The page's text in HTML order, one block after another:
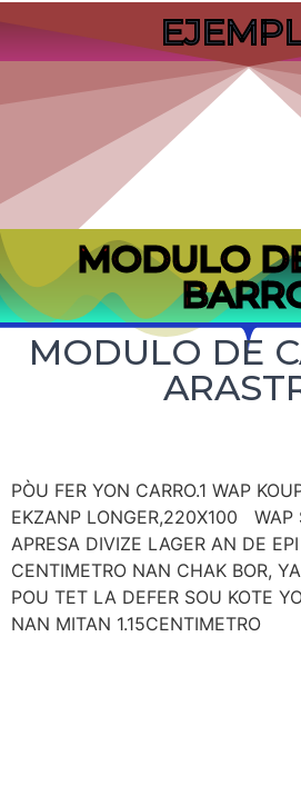
MODULO
MODULO DE
PÒU FER YON CARRO.1 WAP
EKZANP LONGER,220X100 WAP
APRESA DIVIZE LAGER AN DE
CENTIMETRO NAN CHAK BOR,
POU TET LA DEFER SOU KOTE
NAN MITAN 1.15CENTIMETRO